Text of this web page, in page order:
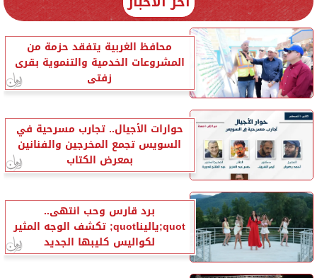
محافظ الغربية يتفقد حزمة من
المشروعات الخدمية والتنموية بقرى
زفتى
حوارات الأجيال.. تجارب مسرحية في
السويس تجمع المخرجين والفنانين
بمعرض الكتاب
برد قارس وحب انتهى..
quot;ياليناquot; تكشف الوجه المثير
لكواليس كليبها الجديد